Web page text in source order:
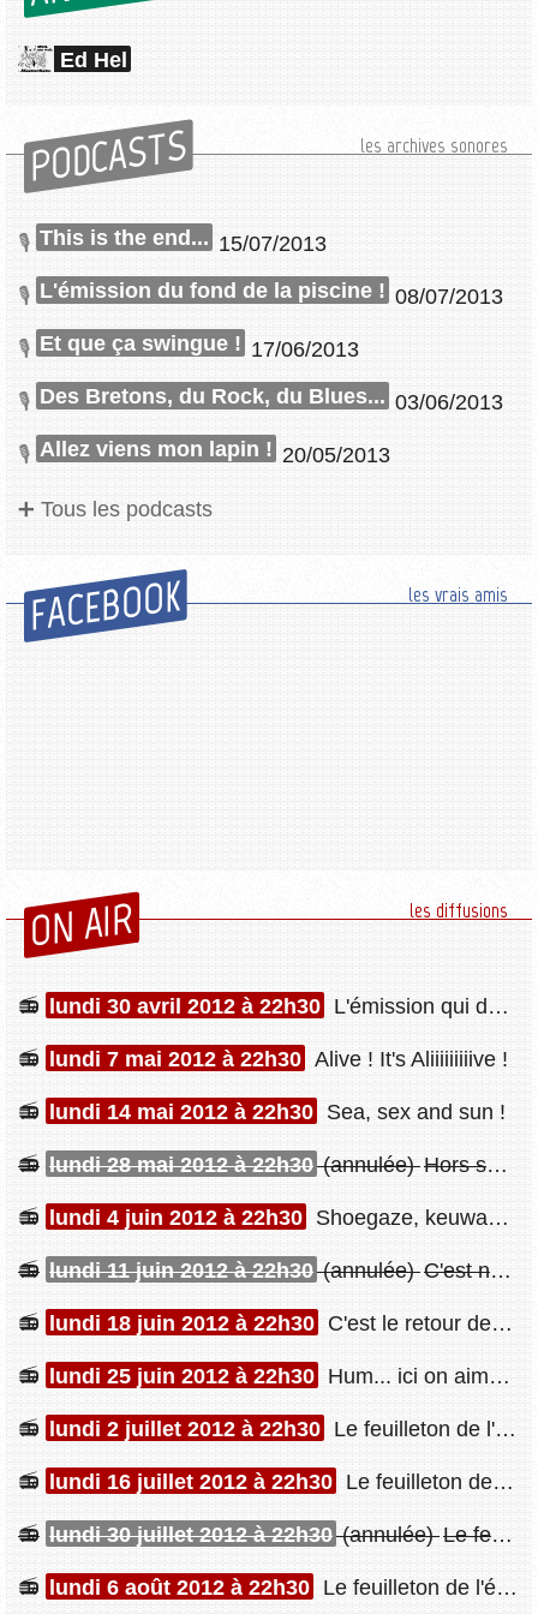
Ed Hel
PODCASTS les archives sonores
This is the end... 15/07/2013
L'émission du fond de la piscine ! 08/07/2013
Et que ça swingue ! 17/06/2013
Des Bretons, du Rock, du Blues... 03/06/2013
Allez viens mon lapin ! 20/05/2013
Tous les podcasts
FACEBOOK les vrais amis
ON AIR les diffusions
lundi 30 avril 2012 à 22h30 L'émission qui dénude vos oreilles
lundi 7 mai 2012 à 22h30 Alive ! It's Aliiiiiiiiive !
lundi 14 mai 2012 à 22h30 Sea, sex and sun !
lundi 28 mai 2012 à 22h30(annulée)Hors service
lundi 4 juin 2012 à 22h30 Shoegaze, keuwah ? SHOEGAAAAAAZE !
lundi 11 juin 2012 à 22h30(annulée)C'est nul le travail...
lundi 18 juin 2012 à 22h30 C'est le retour de la flamme... version longue !
lundi 25 juin 2012 à 22h30 Hum... ici on aime la honte !
lundi 2 juillet 2012 à 22h30 Le feuilleton de l'été : MADCHESTER BITCHES !
lundi 16 juillet 2012 à 22h30 Le feuilleton de l'été : LIVERPOOL !
lundi 30 juillet 2012 à 22h30(annulée)Le feuilleton de l'été n'aura pas lieu !
lundi 6 août 2012 à 22h30 Le feuilleton de l'été : Pot-pourri and what the fuck ?!